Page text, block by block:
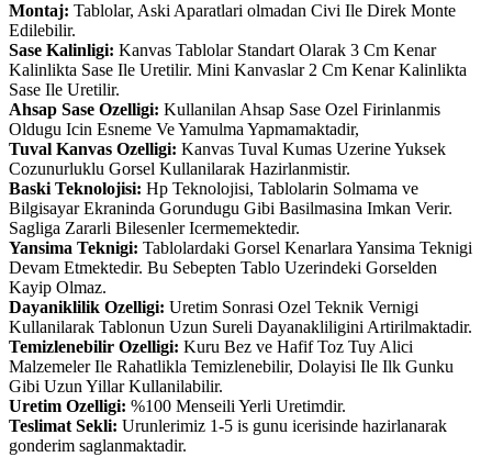
Montaj: Tablolar, Aski Aparatlari olmadan Civi Ile Direk Monte
Edilebilir.
Sase Kalinligi: Kanvas Tablolar Standart Olarak 3 Cm Kenar
Kalinlikta Sase Ile Uretilir. Mini Kanvaslar 2 Cm Kenar Kalinlikta
Sase Ile Uretilir.
Ahsap Sase Ozelligi: Kullanilan Ahsap Sase Ozel Firinlanmis
Oldugu Icin Esneme Ve Yamulma Yapmamaktadir,
Tuval Kanvas Ozelligi: Kanvas Tuval Kumas Uzerine Yuksek
Cozunurluklu Gorsel Kullanilarak Hazirlanmistir.
Baski Teknolojisi: Hp Teknolojisi, Tablolarin Solmama ve
Bilgisayar Ekraninda Gorundugu Gibi Basilmasina Imkan Verir.
Sagliga Zararli Bilesenler Icermemektedir.
Yansima Teknigi: Tablolardaki Gorsel Kenarlara Yansima Teknigi
Devam Etmektedir. Bu Sebepten Tablo Uzerindeki Gorselden
Kayip Olmaz.
Dayaniklilik Ozelligi: Uretim Sonrasi Ozel Teknik Vernigi
Kullanilarak Tablonun Uzun Sureli Dayanakliligini Artirilmaktadir.
Temizlenebilir Ozelligi: Kuru Bez ve Hafif Toz Tuy Alici
Malzemeler Ile Rahatlikla Temizlenebilir, Dolayisi Ile Ilk Gunku
Gibi Uzun Yillar Kullanilabilir.
Uretim Ozelligi: %100 Menseili Yerli Uretimdir.
Teslimat Sekli: Urunlerimiz 1-5 is gunu icerisinde hazirlanarak
gonderim saglanmaktadir.